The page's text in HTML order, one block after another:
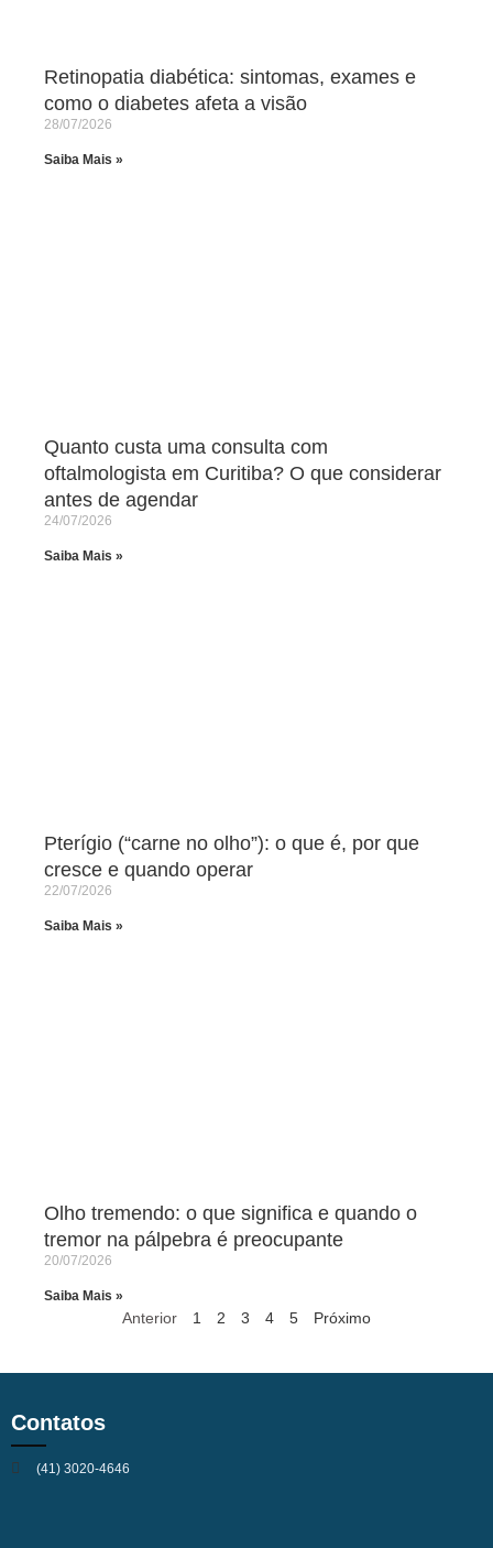
Retinopatia diabética: sintomas, exames e
como o diabetes afeta a visão
28/07/2026
Saiba Mais »
Quanto custa uma consulta com
oftalmologista em Curitiba? O que considerar
antes de agendar
24/07/2026
Saiba Mais »
Pterígio (“carne no olho”): o que é, por que
cresce e quando operar
22/07/2026
Saiba Mais »
Olho tremendo: o que significa e quando o
tremor na pálpebra é preocupante
20/07/2026
Saiba Mais »
Anterior 1 2 3 4 5 Próximo
Contatos
(41) 3020-4646